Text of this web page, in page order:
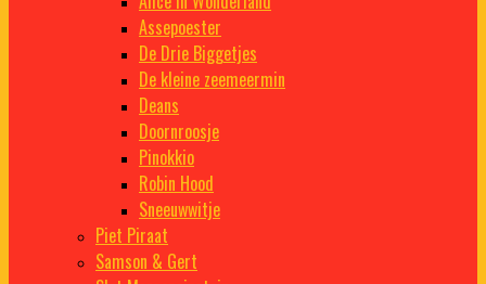
Assepoester
De Drie Biggetjes
De kleine zeemeermin
Deans
Doornroosje
Pinokkio
Robin Hood
Sneeuwwitje
Piet Piraat
Samson & Gert